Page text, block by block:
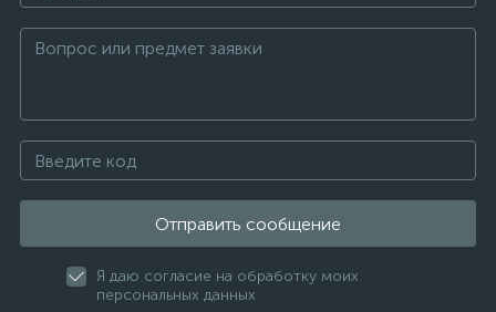
Отправить сообщение
Я даю согласие на обработку моих
персональных данных